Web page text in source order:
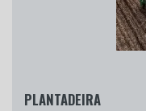
PLANTADEIRA